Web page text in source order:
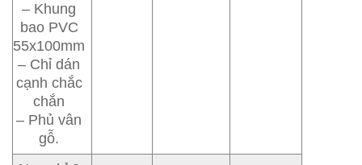
– Khung
bao PVC
55x100mm
– Chỉ dán
cạnh chắc
chắn
– Phủ vân
gỗ.